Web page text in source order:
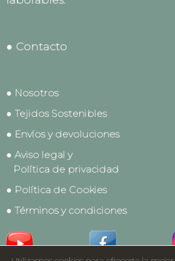
● Contacto
● Nosotros
● Tejidos Sostenibles
● Envíos y devoluciones
● Aviso legal y
Política de privacidad
● Política de Cookies
● Términos y condiciones